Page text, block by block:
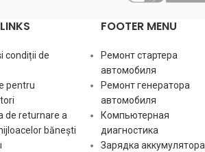
condiții de
pentru
de returnare a
bănești
FOOTER MENU
Ремонт стартера
автомобиля
Ремонт генератора
автомобиля
Компьютерная
диагностика
Зарядка аккумулятора